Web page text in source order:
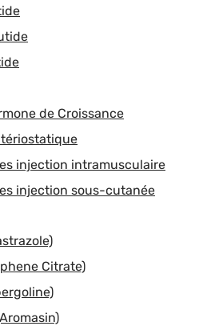
de Croissance
injection intramusculaire
injection sous-cutanée
Citrate)